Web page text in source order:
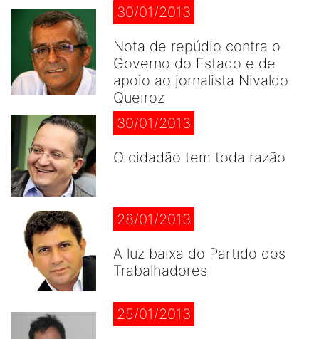
30/01/2013
Nota de repúdio contra o
Governo do Estado e de
apoio ao jornalista Nivaldo
Queiroz
30/01/2013
O cidadão tem toda razão
28/01/2013
A luz baixa do Partido dos
Trabalhadores
25/01/2013